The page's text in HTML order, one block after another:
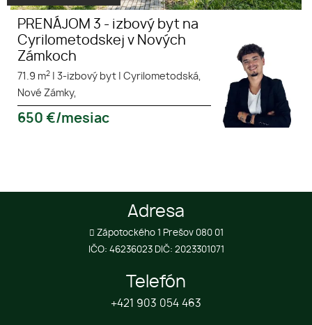
PRENÁJOM 3 - izbový byt na
Cyrilometodskej v Nových
Zámkoch
71.9 m2 3-izbový byt
Cyrilometodská,
Nové Zámky,
650 €/mesiac
Adresa
Zápotockého 1 Prešov 080 01
IČO: 46236023 DIČ: 2023301071
Telefón
+421 903 054 463